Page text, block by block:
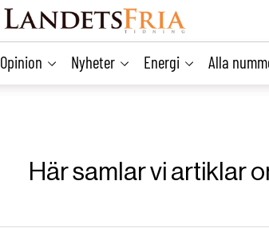
Opinion Nyheter Energi Alla
Här samlar vi artiklar